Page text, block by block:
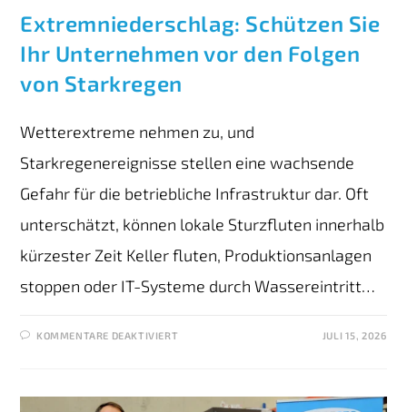
Extremniederschlag: Schützen Sie
Ihr Unternehmen vor den Folgen
von Starkregen
Wetterextreme nehmen zu, und
Starkregenereignisse stellen eine wachsende
Gefahr für die betriebliche Infrastruktur dar. Oft
unterschätzt, können lokale Sturzfluten innerhalb
kürzester Zeit Keller fluten, Produktionsanlagen
stoppen oder IT-Systeme durch Wassereintritt…
KOMMENTARE DEAKTIVIERT JULI 15, 2026